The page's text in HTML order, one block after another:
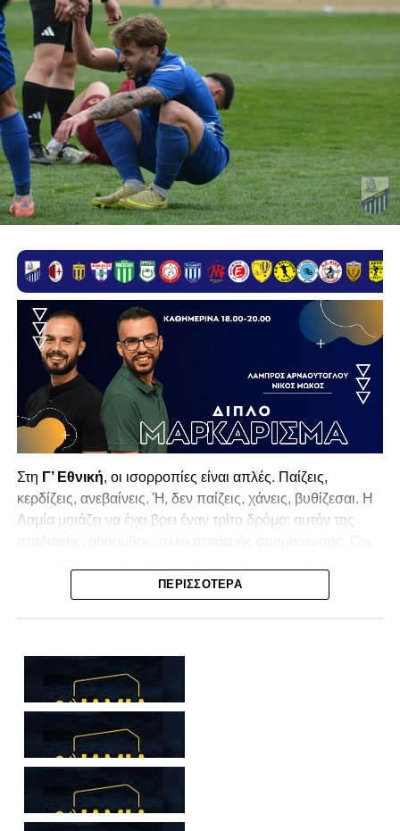
Στη Γ’ Εθνική, οι ισορροπίες είναι απλές. Παίζεις,
κερδίζεις, ανεβαίνεις. Ή, δεν παίζεις, χάνεις, βυθίζεσαι. Η
Λαμία μοιάζει να έχει βρει έναν τρίτο δρόμο: αυτόν της
της κατηγορίας. Της συρρίκνωσης της ίδιας της
Για μια ομάδα που πέρασε μια σχεδόν δεκαετία στα
σαλόνια τηςSuper League 1
αναγνωρισιμότητα, δεν μπορεί η κουβέντα της πόλης να
είναι «μας αδικούν», «μας πολεμούν», «μας έχουν βάλει
στο μάτι».Αυτά είναι πολυτέλειες των μικρών
ομάδων που ζητούν να παραμείνουν μεγάλες, έστω
και μέσα σε μια μικρή κατηγορία.
ΠΕΡΙΣΣΌΤΕΡΑ